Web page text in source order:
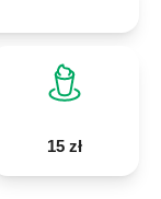
15 zł